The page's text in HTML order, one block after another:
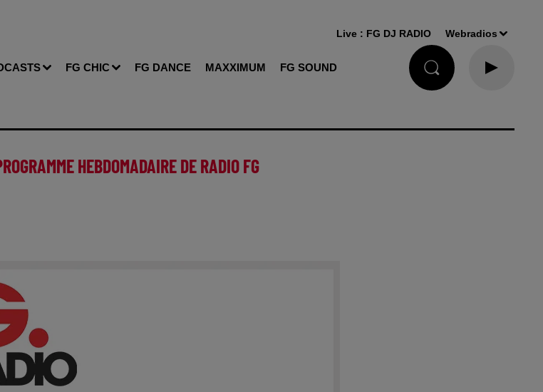
FG CHIC FG DANCE MAXXIMUM FG SOUND
Live : FG DJ RADIO Webradios
HEBDOMADAIRE DE RADIO FG